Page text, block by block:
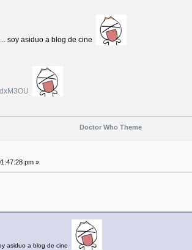
soy asiduo a blog de cine
Doctor Who Theme
pm »
asiduo a blog de cine